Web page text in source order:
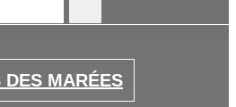
DES MARÉES